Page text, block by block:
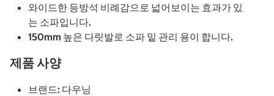
와이드한 등방석 비례감으로 넓어보이는 효과가 있
는 소파입니다.
150mm 높은 다릿발로 소파 밑 관리 용이 합니다.
제품 사양
브랜드: 다우닝